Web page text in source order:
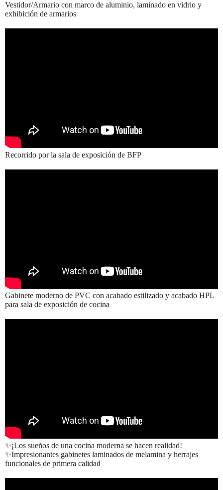
Vestidor/Armario con marco de aluminio, laminado en vidrio y
exhibición de armarios
Recorrido por la sala de exposición de BFP
Gabinete moderno de PVC con acabado estilizado y acabado HPL
para sala de exposición de cocina
✨¡Los sueños de una cocina moderna se hacen realidad!
✨Impresionantes gabinetes laminados de melamina y herrajes
funcionales de primera calidad